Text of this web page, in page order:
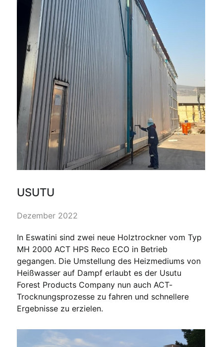
USUTU
Dezember 2022
In Eswatini sind zwei neue Holztrockner vom Typ
MH 2000 ACT HPS Reco ECO in Betrieb
gegangen. Die Umstellung des Heizmediums von
Heißwasser auf Dampf erlaubt es der Usutu
Forest Products Company nun auch ACT-
Trocknungsprozesse zu fahren und schnellere
Ergebnisse zu erzielen.